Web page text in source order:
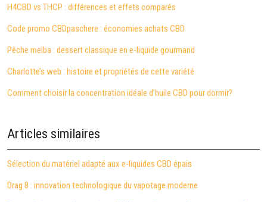
H4CBD vs THCP : différences et effets comparés
Code promo CBDpaschere : économies achats CBD
Pêche melba : dessert classique en e-liquide gourmand
Charlotte’s web : histoire et propriétés de cette variété
Comment choisir la concentration idéale d’huile CBD pour dormir?
Articles similaires
Sélection du matériel adapté aux e-liquides CBD épais
Drag 8 : innovation technologique du vapotage moderne